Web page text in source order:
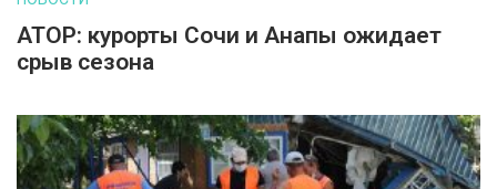
АТОР: курорты Сочи и Анапы ожидает
срыв сезона